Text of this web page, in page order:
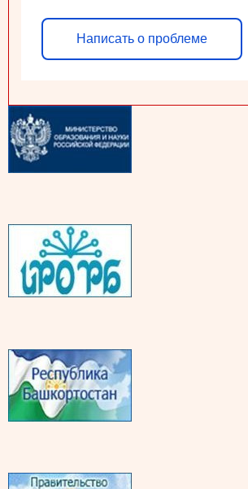
Написать о проблеме